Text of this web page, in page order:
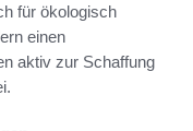
für ökologisch
einen
aktiv zur Schaffung